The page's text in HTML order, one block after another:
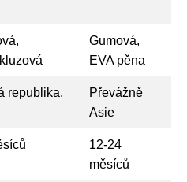
Gumová,
EVA pěna
republika,
Převážně
Asie
12-24
měsíců